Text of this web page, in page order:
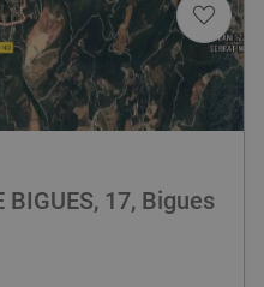
BIGUES, 17, Bigues